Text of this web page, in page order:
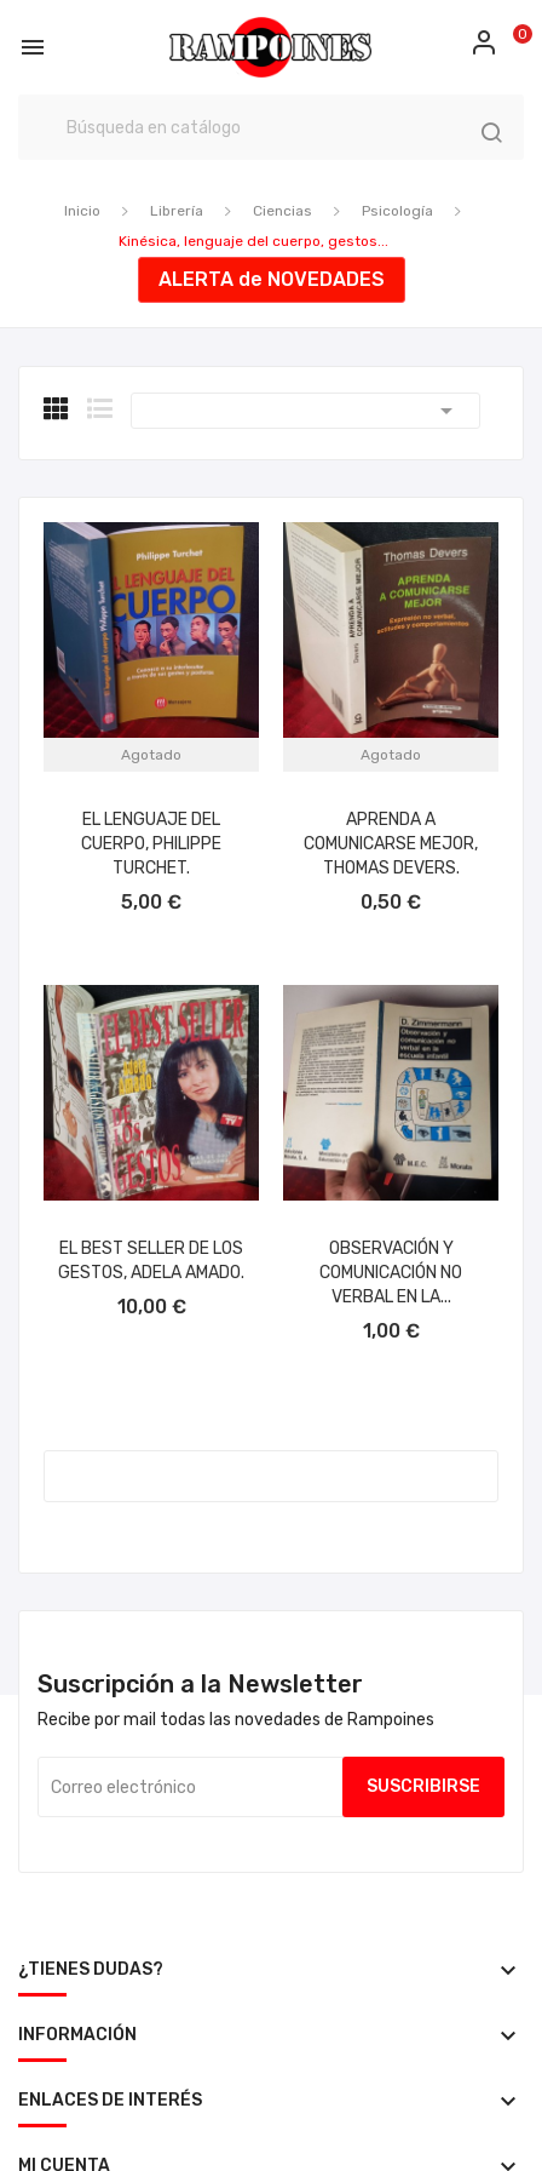
 0
Inicio Librería Ciencias
Psicología
Kinésica, lenguaje del cuerpo, gestos...
ALERTA de NOVEDADES

Agotado
EL LENGUAJE DEL
CUERPO, PHILIPPE
TURCHET.
5,00 €
Agotado
APRENDA A
COMUNICARSE MEJOR,
THOMAS DEVERS.
0,50 €
EL BEST SELLER DE LOS
GESTOS, ADELA AMADO.
10,00 €
OBSERVACIÓN Y
COMUNICACIÓN NO
VERBAL EN LA...
1,00 €
Suscripción a la Newsletter
Recibe por mail todas las novedades de Rampoines
¿TIENES DUDAS? keyboard_arrow_down
INFORMACIÓN keyboard_arrow_down
ENLACES DE INTERÉS keyboard_arrow_down
MI CUENTA